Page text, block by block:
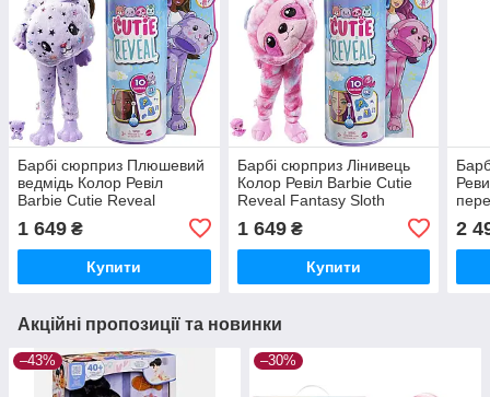
Барбі сюрприз Плюшевий
ведмідь Колор Ревіл
Barbie Cutie Reveal
1 649 ₴
Купити
Барбі сюрприз Лінивець
Колор Ревіл Barbie Cutie
Reveal Fantasy Sloth
1 649₴
Купити
2
Акційні пропозиції та новинки
–43% –30%